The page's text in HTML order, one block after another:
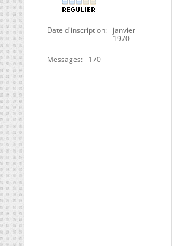
Date d'inscription
janvier
1970
Messages 170